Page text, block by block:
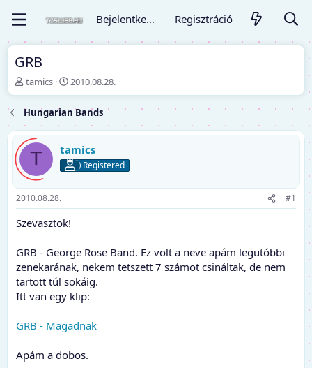
Bejelentkezés Regisztráció
GRB
T
é
m
a
i
n
d
t
ó
tamics
K
e
d
ő
á
t
2010.08.28.
Hungarian Bands
T tamics
Registered
2010.08.28. #1
Szevasztok!
GRB - George Rose Band. Ez volt a neve apám legutóbbi
zenekarának, nekem tetszett 7 számot csináltak, de nem
tartott túl sokáig.
Itt van egy klip:
GRB - Magadnak
Apám a dobos.